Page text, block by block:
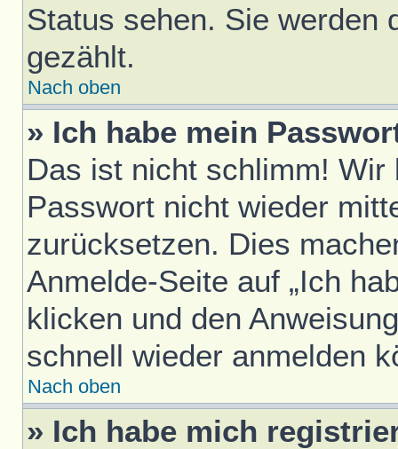
Status sehen. Sie werden
gezählt.
Nach oben
» Ich habe mein
Das ist nicht schlimm!
Passwort nicht wieder
zurücksetzen. Dies
Anmelde-Seite auf „Ich
klicken und den
schnell wieder anmelden
Nach oben
» Ich habe mich